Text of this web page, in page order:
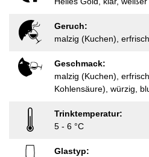
Geruch:
malzig (Kuchen),
Geschmack:
malzig (Kuchen),
Kohlensäure), würzig,
Trinktemperatur:
5 - 6 °C
Glastyp: